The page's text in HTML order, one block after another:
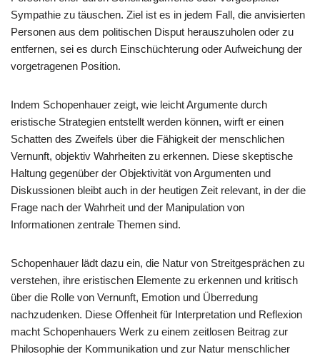
Sympathie zu täuschen. Ziel ist es in jedem Fall, die anvisierten
Personen aus dem politischen Disput herauszuholen oder zu
entfernen, sei es durch Einschüchterung oder Aufweichung der
vorgetragenen Position.
Indem Schopenhauer zeigt, wie leicht Argumente durch
eristische Strategien entstellt werden können, wirft er einen
Schatten des Zweifels über die Fähigkeit der menschlichen
Vernunft, objektiv Wahrheiten zu erkennen. Diese skeptische
Haltung gegenüber der Objektivität von Argumenten und
Diskussionen bleibt auch in der heutigen Zeit relevant, in der die
Frage nach der Wahrheit und der Manipulation von
Informationen zentrale Themen sind.
Schopenhauer lädt dazu ein, die Natur von Streitgesprächen zu
verstehen, ihre eristischen Elemente zu erkennen und kritisch
über die Rolle von Vernunft, Emotion und Überredung
nachzudenken. Diese Offenheit für Interpretation und Reflexion
macht Schopenhauers Werk zu einem zeitlosen Beitrag zur
Philosophie der Kommunikation und zur Natur menschlicher